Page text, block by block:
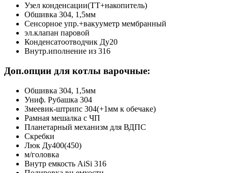
Узел конденсации(ТТ+накопитель)
Обшивка 304, 1,5мм
Сенсорное упр.+вакууметр мембранный
эл.клапан паровой
Конденсатоотводчик Ду20
Внутр.иполнение из 316
Доп.опции для котлы варочные:
Обшивка 304, 1,5мм
Униф. Рубашка 304
Змеевик-штрипс 304(+1мм к обечаке)
Рамная мешалка с ЧП
Планетарный механизм для ВДПС
Скребки
Люк Ду400(450)
м/головка
Внутр емкость AiSi 316